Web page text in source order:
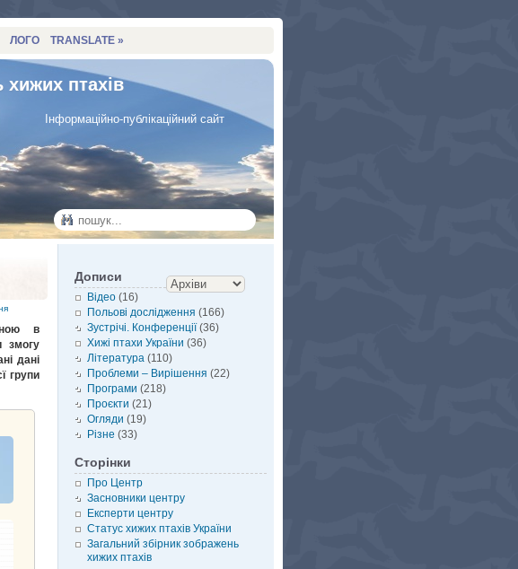
ЛОГО TRANSLATE »
хижих птахів
Інформаційно-публікаційний сайт
в
змогу
дані
групи
Дописи
Відео (16)
Польові дослідження (166)
Зустрічі. Конференції(36)
Хижі птахи України (36)
Література (110)
Проблеми – Вирішення (22)
Програми (218)
Проєкти (21)
Огляди (19)
Різне (33)
Сторінки
Про Центр
Засновники центру
Експерти центру
Статус хижих птахів України
Загальний збірник зображень
хижих птахів